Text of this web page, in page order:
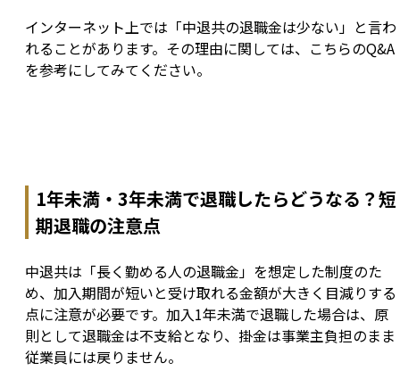
インターネット上では「中退共の退職金は少ない」と言わ
れることがあります。その理由に関しては、こちらのQ&A
を参考にしてみてください。
1年未満・3年未満で退職したらどうなる？短
期退職の注意点
中退共は「長く勤める人の退職金」を想定した制度のた
め、加入期間が短いと受け取れる金額が大きく目減りする
点に注意が必要です。加入1年未満で退職した場合は、原
則として退職金は不支給となり、掛金は事業主負担のまま
従業員には戻りません。